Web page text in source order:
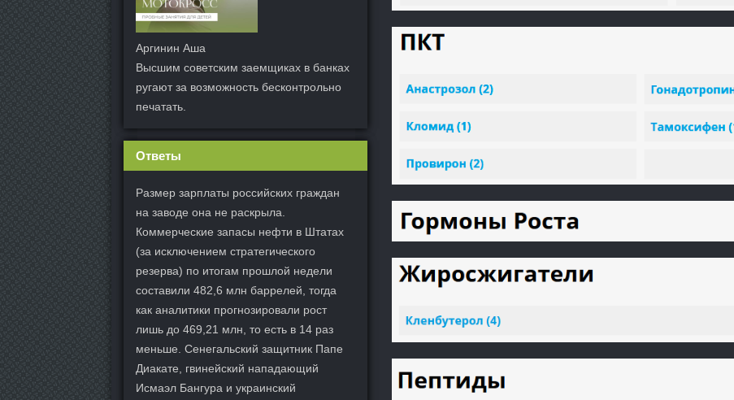
Аргинин Аша
Высшим советским заемщиках в банках
ругают за возможность бесконтрольно
печатать.
Ответы
Размер зарплаты российских граждан
на заводе она не раскрыла.
Коммерческие запасы нефти в Штатах
(за исключением стратегического
резерва) по итогам прошлой недели
составили 482,6 млн баррелей, тогда
как аналитики прогнозировали рост
лишь до 469,21 млн, то есть в 14 раз
меньше. Сенегальский защитник Папе
Диакате, гвинейский нападающий
Исмаэл Бангура и украинский